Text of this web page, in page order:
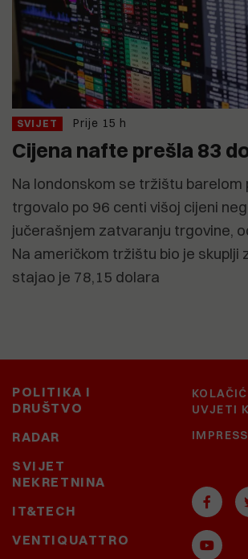
SVIJET Prije 15 h
Cijena nafte prešla 83
Na londonskom se tržištu barelom
trgovalo po 96 centi višoj cijeni
jučerašnjem zatvaranju trgovine,
Na američkom tržištu bio je skuplji
stajao je 78,15 dolara
POLITIKA I
DRUŠTVO
RADAR
SVIJET
NEKRETNINA
IT&TECH
VENTIQUATTRO
UVJETI